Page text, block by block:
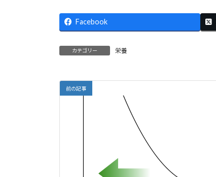
e
b
o
o
k
ai
l
e
ai
l
h
o
ai
ke
dI
Facebook
カテゴリー 栄養
前の記事